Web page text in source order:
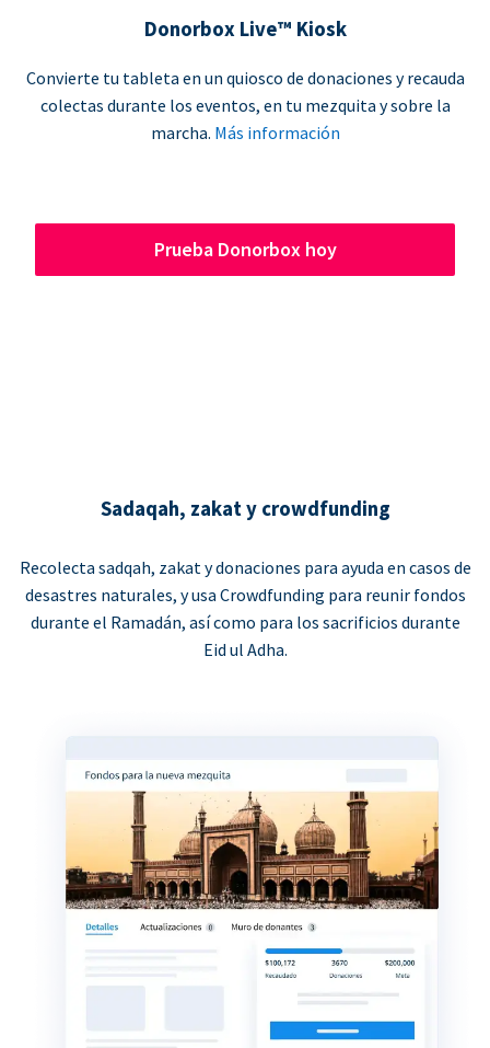
Donorbox Live™ Kiosk
Convierte tu tableta en un quiosco de donaciones y recauda
colectas durante los eventos, en tu mezquita y sobre la
marcha. Más información
Prueba Donorbox hoy
Sadaqah, zakat y crowdfunding
Recolecta sadqah, zakat y donaciones para ayuda en casos de
desastres naturales, y usa Crowdfunding para reunir fondos
durante el Ramadán, así como para los sacrificios durante
Eid ul Adha.